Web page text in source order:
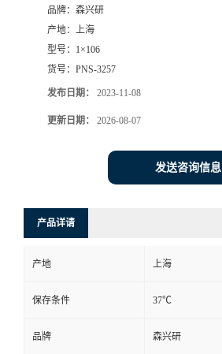
品牌： 森兴研
产地： 上海
型号： 1×106
货号： PNS-3257
发布日期： 2023-11-08
更新日期： 2026-08-07
发送咨询信息
产品详请
产地 上海
保存条件 37℃
品牌 森兴研